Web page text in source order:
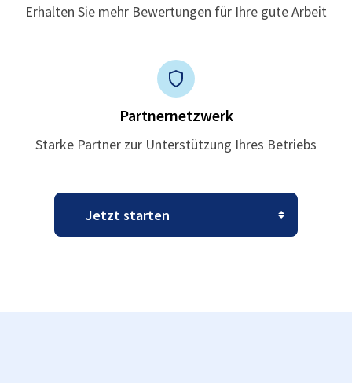
Erhalten Sie mehr Bewertungen für Ihre gute Arbeit
Partnernetzwerk
Starke Partner zur Unterstützung Ihres Betriebs